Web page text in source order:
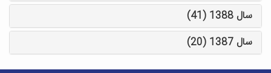
سال 1388 (41)
سال 1387 (20)